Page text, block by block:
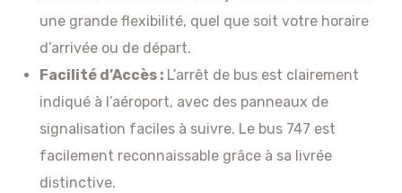
une grande flexibilité, quel que soit votre horaire
d’arrivée ou de départ.
Facilité d’Accès : L’arrêt de bus est clairement
indiqué à l’aéroport, avec des panneaux de
signalisation faciles à suivre. Le bus 747 est
facilement reconnaissable grâce à sa livrée
distinctive.